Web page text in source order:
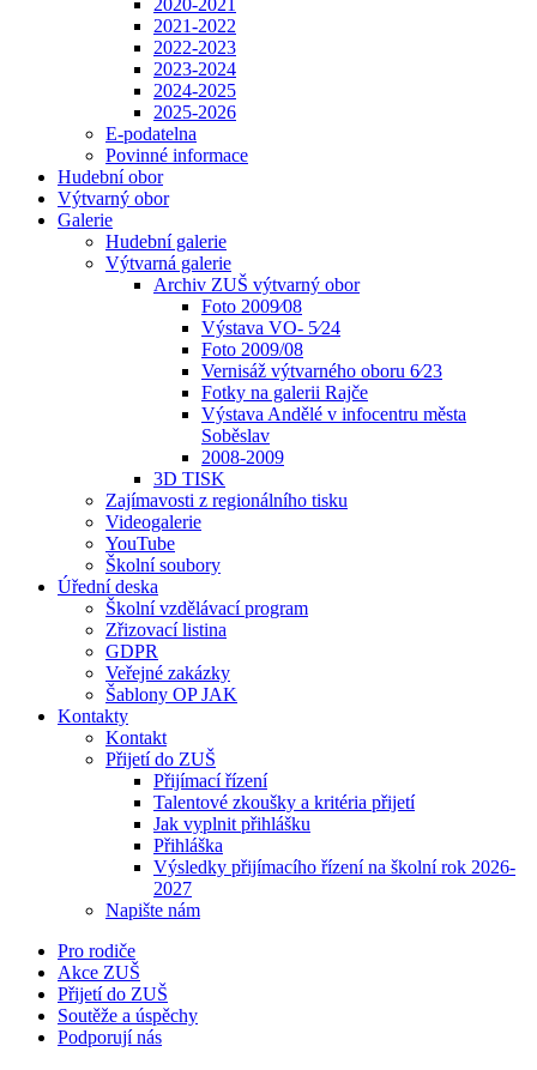
2020-2021
2021-2022
2022-2023
2023-2024
2024-2025
2025-2026
E-podatelna
Povinné informace
Hudební obor
Výtvarný obor
Galerie
Hudební galerie
Výtvarná galerie
Archiv ZUŠ výtvarný obor
Foto 2009⁄08
Výstava VO- 5⁄24
Foto 2009/08
Vernisáž výtvarného oboru 6⁄23
Fotky na galerii Rajče
Výstava Andělé v infocentru města
Soběslav
2008-2009
3D TISK
Zajímavosti z regionálního tisku
Videogalerie
YouTube
Školní soubory
Úřední deska
Školní vzdělávací program
Zřizovací listina
GDPR
Veřejné zakázky
Šablony OP JAK
Kontakty
Kontakt
Přijetí do ZUŠ
Přijímací řízení
Talentové zkoušky a kritéria přijetí
Jak vyplnit přihlášku
Přihláška
Výsledky přijímacího řízení na školní rok 2026-
2027
Napište nám
Pro rodiče
Akce ZUŠ
Přijetí do ZUŠ
Soutěže a úspěchy
Podporují nás